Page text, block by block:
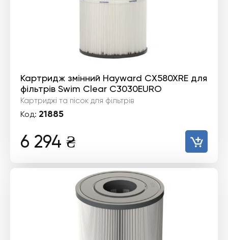
Картридж змінний Hayward CX580XRE для
фільтрів Swim Clear C3030EURO
Картриджі та пісок для фільтрів
Код: 21885
6 294 ₴